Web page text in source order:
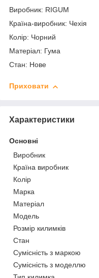
Виробник: RIGUM
Країна-виробник: Чехія
Колір: Чорний
Матеріал: Гума
Стан: Нове
Приховати
Характеристики
Основні
Виробник
Країна виробник
Колір
Марка
Матеріал
Модель
Розмір килимків
Стан
Сумісність з маркою
Сумісність з моделлю